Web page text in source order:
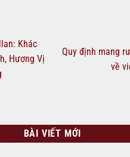
Khác
Hương Vị
Quy định mang
về
BÀI VIẾT MỚI